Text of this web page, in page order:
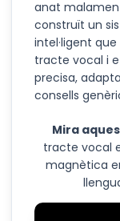
anat
construït un
intel·ligent
tracte vocal i
precisa,
consells
Mira
tracte vocal
magnètica